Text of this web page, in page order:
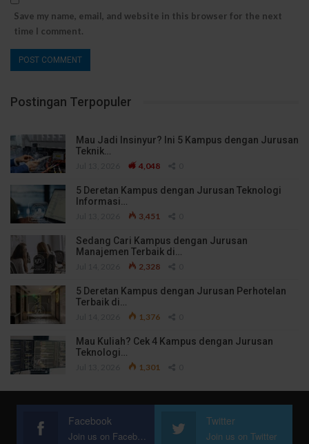
Save my name, email, and website in this browser for the next
time I comment.
Postingan Terpopuler
Mau Jadi Insinyur? Ini 5 Kampus dengan Jurusan
Teknik…
4,048
5 Deretan Kampus dengan Jurusan Teknologi
Informasi…
3,451
Sedang Cari Kampus dengan Jurusan
Manajemen Terbaik di…
2,328
5 Deretan Kampus dengan Jurusan Perhotelan
Terbaik di…
1,376
Mau Kuliah? Cek 4 Kampus dengan Jurusan
Teknologi…
1,301
Facebook
Join us on Facebook
Twitter
Join us on Twitter